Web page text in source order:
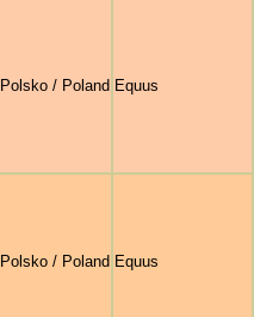
Polsko / Poland Equus
Polsko / Poland Equus